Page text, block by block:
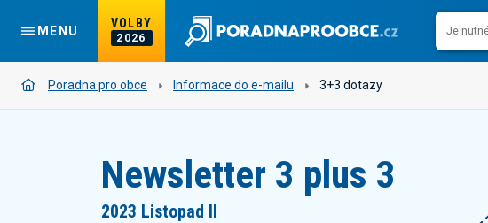
MENU
VOLBY
2026
Poradna pro obce Informace do e-mailu 3+3 dotazy
Newsletter 3 plus 3
2023 Listopad II